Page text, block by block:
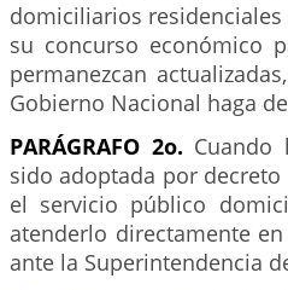
domiciliarios
su concurso económico
permanezcan
Gobierno Nacional haga
PARÁGRAFO 2o. Cuando
sido adoptada por
el servicio público
atenderlo directamente
ante la Superintendencia